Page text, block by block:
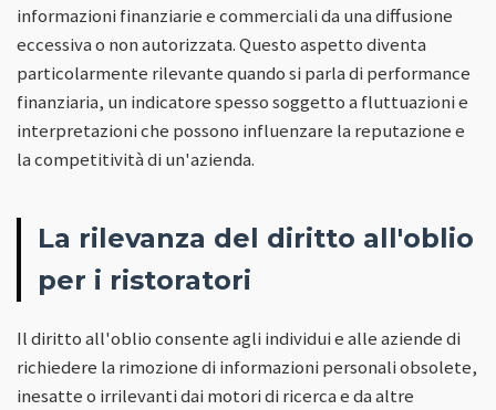
informazioni finanziarie e commerciali da una diffusione
eccessiva o non autorizzata. Questo aspetto diventa
particolarmente rilevante quando si parla di performance
finanziaria, un indicatore spesso soggetto a fluttuazioni e
interpretazioni che possono influenzare la reputazione e
la competitività di un'azienda.
La rilevanza del diritto all'oblio
per i ristoratori
Il diritto all'oblio consente agli individui e alle aziende di
richiedere la rimozione di informazioni personali obsolete,
inesatte o irrilevanti dai motori di ricerca e da altre